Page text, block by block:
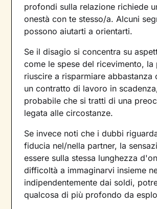
profondi sulla relazione richiede
onestà con te stesso/a. Alcuni
possono aiutarti a orientarti.
Se il disagio si concentra su
come le spese del ricevimento, la
riuscire a risparmiare abbastanza
un contratto di lavoro in
probabile che si tratti di una
legata alle circostanze.
Se invece noti che i dubbi
fiducia nel/nella partner, la
essere sulla stessa lunghezza
difficoltà a immaginarvi insieme
indipendentemente dai soldi,
qualcosa di più profondo da